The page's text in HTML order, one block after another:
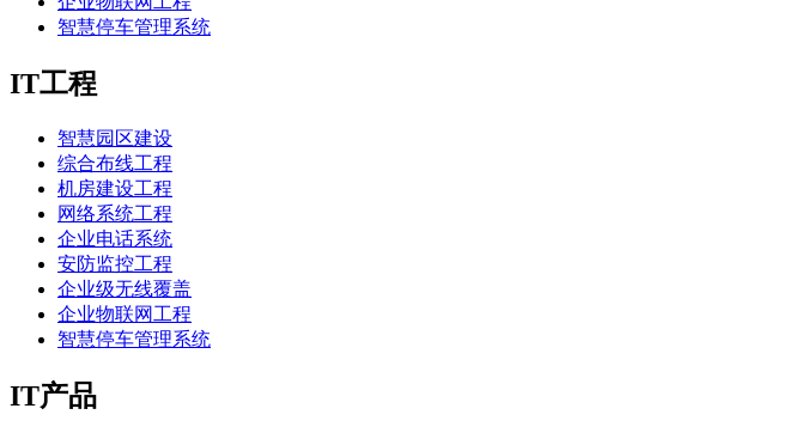
智慧停车管理系统
IT工程
智慧园区建设
综合布线工程
机房建设工程
网络系统工程
企业电话系统
安防监控工程
企业级无线覆盖
企业物联网工程
智慧停车管理系统
IT产品